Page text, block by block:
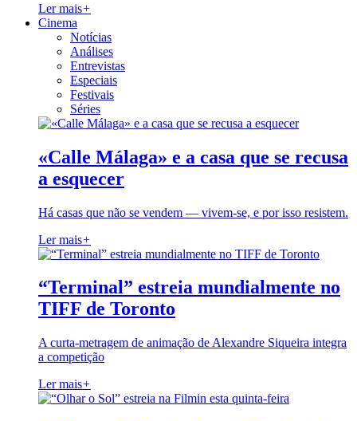
Ler mais+
Cinema
Notícias
Análises
Entrevistas
Especiais
Festivais
Séries
«Calle Málaga» e a casa que se recusa
a esquecer
Há casas que não se vendem — vivem-se, e por isso resistem.
Ler mais+
“Terminal” estreia mundialmente no
TIFF de Toronto
A curta-metragem de animação de Alexandre Siqueira integra
a competição
Ler mais+